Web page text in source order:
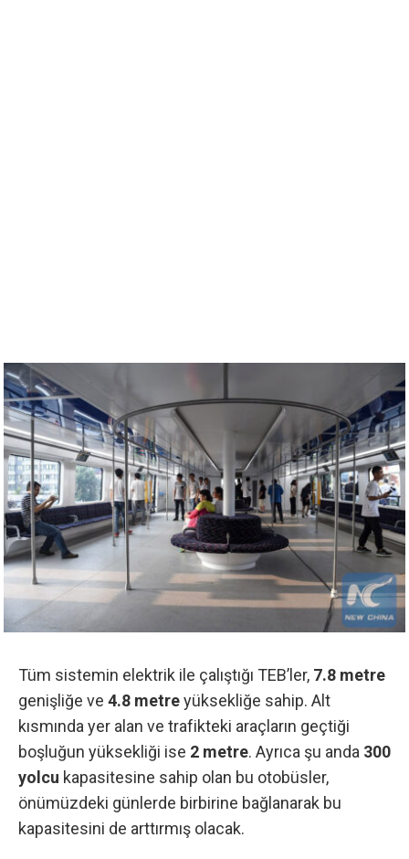
Tüm sistemin elektrik ile çalıştığı TEB’ler, 7.8 metre
genişliğe ve 4.8 metreyüksekliğe sahip. Alt
kısmında yer alan ve trafikteki araçların geçtiği
boşluğun yüksekliği ise 2 metre. Ayrıca şu anda 300
yolcu kapasitesine sahip olan bu otobüsler,
önümüzdeki günlerde birbirine bağlanarak bu
kapasitesini de arttırmış olacak.